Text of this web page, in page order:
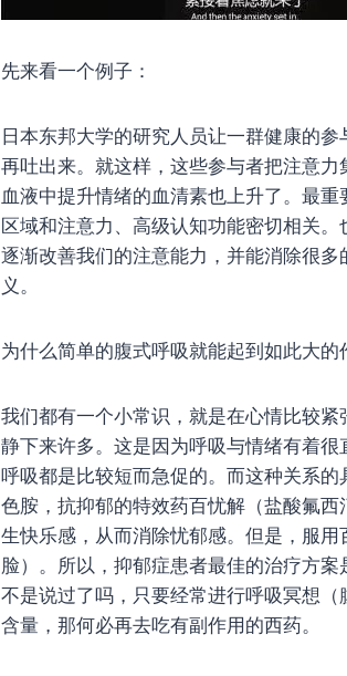
先来看一个例子：
日本东邦大学的研究人员让一群健康的
再吐出来。就这样，这些参与者把注意
血液中提升情绪的血清素也上升了。最
区域和注意力、高级认知功能密切相关
逐渐改善我们的注意能力，并能消除很
义。
为什么简单的腹式呼吸就能起到如此大的
我们都有一个小常识，就是在心情比较
静下来许多。这是因为呼吸与情绪有着
呼吸都是比较短而急促的。而这种关系
色胺，抗抑郁的特效药百忧解（盐酸氟
生快乐感，从而消除忧郁感。但是，服
脸）。所以，抑郁症患者最佳的治疗方
不是说过了吗，只要经常进行呼吸冥想
含量，那何必再去吃有副作用的西药。